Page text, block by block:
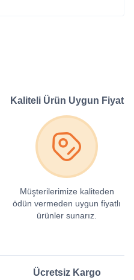
Kaliteli Ürün Uygun Fiyat
Müşterilerimize kaliteden
ödün vermeden uygun fiyatlı
ürünler sunarız.
Ücretsiz Kargo